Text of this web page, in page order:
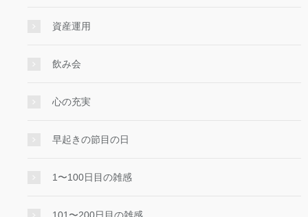
資産運用
飲み会
心の充実
早起きの節目の日
1〜100日目の雑感